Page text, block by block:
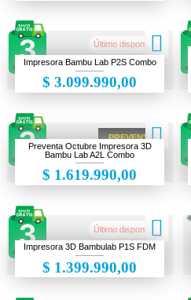
Liquidación
Makers
Ofertas
Último disponible!
Impresora Bambu Lab P2S Combo
$ 3.099.990,00
PREVENTA
DISPONIBLE!
Preventa Octubre Impresora 3D
Bambu Lab A2L Combo
$ 1.619.990,00
Último disponible!
Impresora 3D Bambulab P1S FDM
$ 1.399.990,00